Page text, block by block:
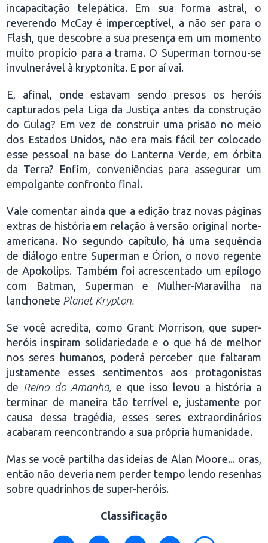
incapacitação telepática. Em sua forma astral, o
reverendo McCay é imperceptível, a não ser para o
Flash, que descobre a sua presença em um momento
muito propício para a trama. O Superman tornou-se
invulnerável à kryptonita. E por aí vai.
E, afinal, onde estavam sendo presos os heróis
capturados pela Liga da Justiça antes da construção
do Gulag? Em vez de construir uma prisão no meio
dos Estados Unidos, não era mais fácil ter colocado
esse pessoal na base do Lanterna Verde, em órbita
da Terra? Enfim, conveniências para assegurar um
empolgante confronto final.
Vale comentar ainda que a edição traz novas páginas
extras de história em relação à versão original norte-
americana. No segundo capítulo, há uma sequência
de diálogo entre Superman e Órion, o novo regente
de Apokolips. Também foi acrescentado um epílogo
com Batman, Superman e Mulher-Maravilha na
lanchonete Planet Krypton.
Se você acredita, como Grant Morrison, que super-
heróis inspiram solidariedade e o que há de melhor
nos seres humanos, poderá perceber que faltaram
justamente esses sentimentos aos protagonistas
de Reino do Amanhã, e que isso levou a história a
terminar de maneira tão terrível e, justamente por
causa dessa tragédia, esses seres extraordinários
acabaram reencontrando a sua própria humanidade.
Mas se você partilha das ideias de Alan Moore... oras,
então não deveria nem perder tempo lendo resenhas
sobre quadrinhos de super-heróis.
Classificação